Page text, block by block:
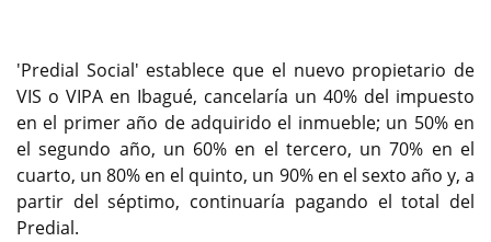
'Predial Social' establece que el nuevo propietario de
VIS o VIPA en Ibagué, cancelaría un 40% del impuesto
en el primer año de adquirido el inmueble; un 50% en
el segundo año, un 60% en el tercero, un 70% en el
cuarto, un 80% en el quinto, un 90% en el sexto año y, a
partir del séptimo, continuaría pagando el total del
Predial.